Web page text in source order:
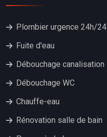
Plombier urgence 24h/24
Fuite d'eau
Débouchage canalisation
Débouchage WC
Chauffe-eau
Rénovation salle de bain